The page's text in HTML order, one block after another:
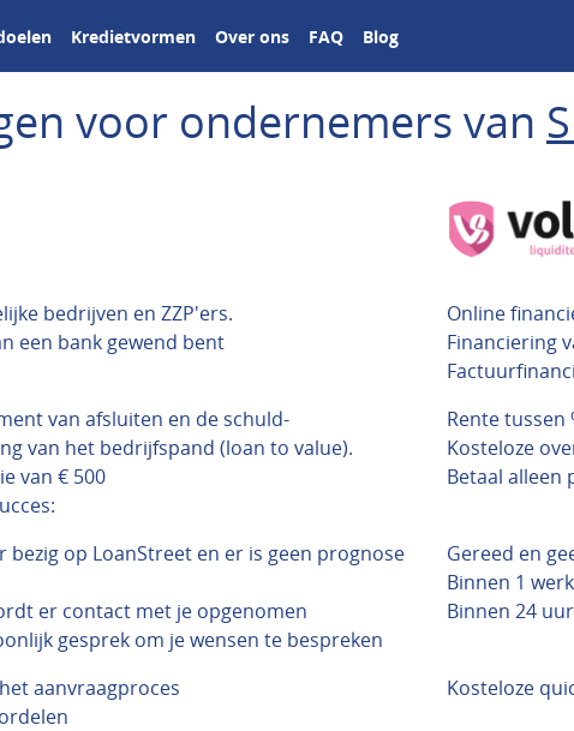
Kredietvormen Over ons FAQ Blog
voor ondernemers van
bedrijven en ZZP'ers.
een bank gewend bent
Online
Financiering
van afsluiten en de schuld-
van het bedrijfspand (loan to value).
van € 500
Rente tussen
Kosteloze
Betaal alleen
bezig op LoanStreet en er is geen prognose
er contact met je opgenomen
gesprek om je wensen te bespreken
Gereed en
Binnen 1
Binnen 24
aanvraagproces
Kosteloze